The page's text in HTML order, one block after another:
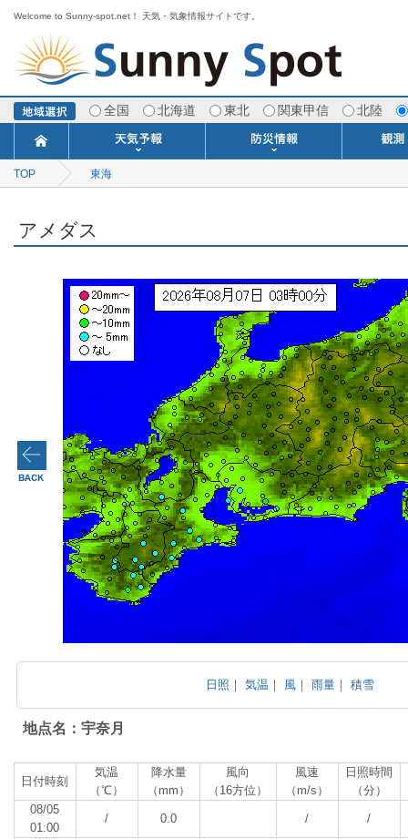
Welcome to Sunny-spot.net！ 天気・気象情報サイトです。
全国 北海道 東北 関東甲信 北陸
今日明日の天気
ポイント予報
週間天気予報
寒・暖候期予報
TOP 東海
アメダス
日照 ｜気温 ｜ 風 ｜雨量 ｜積雪
地点名：宇奈月
日付時刻
気温
（℃）
降水量
（mm）
風向
（16方位）
風速
（m/s）
日照時間
（分）
08/05
01:00
/ 0.0 / /